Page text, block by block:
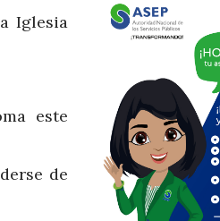
Iglesia
este
de